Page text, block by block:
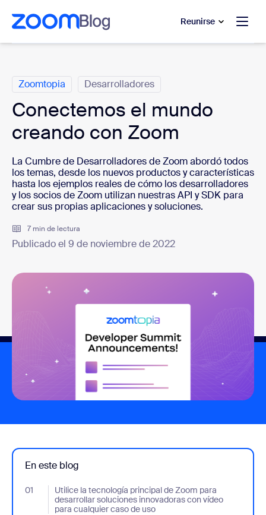
contenido principal
al chat de ayuda
Reunirse
Zoomtopia Desarrolladores
Conectemos el mundo
creando con Zoom
La Cumbre de Desarrolladores de Zoom abordó todos
los temas, desde los nuevos productos y características
hasta los ejemplos reales de cómo los desarrolladores
y los socios de Zoom utilizan nuestras API y SDK para
crear sus propias aplicaciones y soluciones.
7 min de lectura
Publicado el 9 de noviembre de 2022
En este blog
01
Utilice la tecnología principal de Zoom para
desarrollar soluciones innovadoras con vídeo
para cualquier caso de uso
- Jumplink to Utilice la tecnología principal de Zoom para